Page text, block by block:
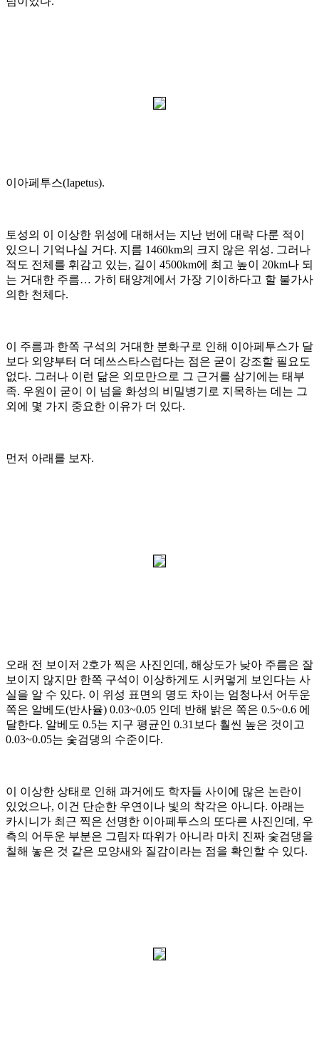
이아페투스(Iapetus).
토성의 이 이상한 위성에 대해서는 지난 번에 대략 다룬 적이
있으니 기억나실 거다. 지름 1460km의 크지 않은 위성. 그러나
적도 전체를 휘감고 있는, 길이 4500km에 최고 높이 20km나 되
는 거대한 주름… 가히 태양계에서 가장 기이하다고 할 불가사
의한 천체다.
이 주름과 한쪽 구석의 거대한 분화구로 인해 이아페투스가 달
보다 외양부터 더 데쓰스타스럽다는 점은 굳이 강조할 필요도
없다. 그러나 이런 닮은 외모만으로 그 근거를 삼기에는 태부
족. 우원이 굳이 이 넘을 화성의 비밀병기로 지목하는 데는 그
외에 몇 가지 중요한 이유가 더 있다.
먼저 아래를 보자.
오래 전 보이저 2호가 찍은 사진인데 , 해상도가 낮아 주름은 잘
보이지 않지만 한쪽 구석이 이상하게도 시커멓게 보인다는 사
실을 알 수 있다. 이 위성 표면의 명도 차이는 엄청나서 어두운
쪽은 알베도(반사율) 0.03~0.05 인데 반해 밝은 쪽은 0.5~0.6 에
달한다. 알베도 0.5는 지구 평균인 0.31 보다 훨씬 높은 것이고
0.03~0.05는 숯검댕의 수준이다.
이 이상한 상태로 인해 과거에도 학자들 사이에 많은 논란이
있었으나, 이건 단순한 우연이나 빛의 착각은 아니다. 아래는
카시니가 최근 찍은 선명한 이아페투스의 또다른 사진인데 , 우
측의 어두운 부분은 그림자 따위가 아니라 마치 진짜 숯검댕을
칠해 놓은 것 같은 모양새와 질감이라는 점을 확인할 수 있다.